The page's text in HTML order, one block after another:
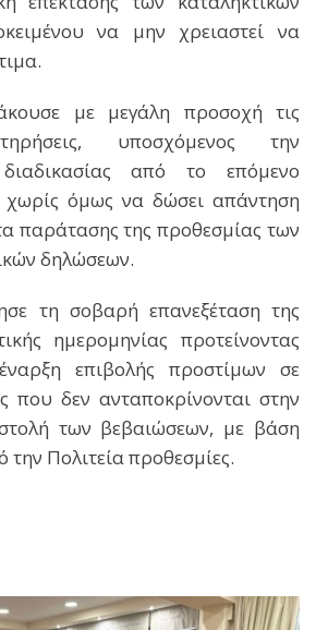
να μην χρειαστεί να
με μεγάλη προσοχή τις
υποσχόμενος την
από το επόμενο
χωρίς όμως να δώσει απάντηση
παράτασης της προθεσμίας των
δηλώσεων.
τη σοβαρή επανεξέταση της
ημερομηνίας προτείνοντας
επιβολής προστίμων σε
που δεν ανταποκρίνονται στην
των βεβαιώσεων, με βάση
την Πολιτεία προθεσμίες.